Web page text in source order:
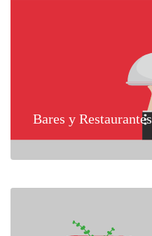
Bares y Restaurantes